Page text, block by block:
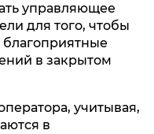
управляющее
для того, чтобы
в закрытом
учитывая,
в